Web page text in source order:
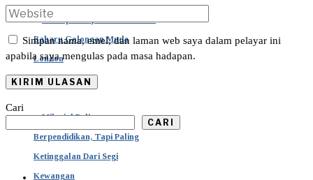
“Terapi Menjerit” Jadi Trend
Baharu Golongan Muda
London
Milenial Paling
Berpendidikan, Tapi Paling
Ketinggalan Dari Segi
Kewangan
Simpan nama, emel, dan laman web saya dalam pelayar ini
apabila saya mengulas pada masa hadapan.
Cari
CARI